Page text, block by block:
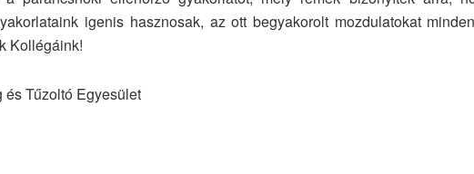
igenis hasznosak, az ott begyakorolt mozdulatokat
Kollégáink!
Tűzoltó Egyesület